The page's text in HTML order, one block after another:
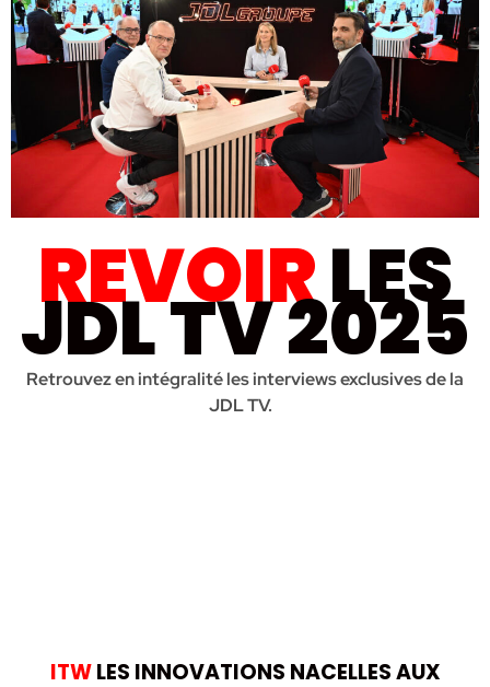
REVOIRLES
JDL TV 2025
Retrouvez en intégralité les interviews exclusives de la
JDL TV.
ITW LES INNOVATIONS NACELLES AUX